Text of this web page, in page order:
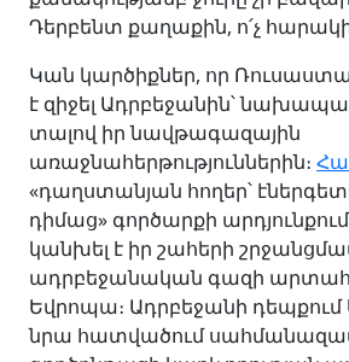
Դերբենտ քաղաքին, ո՛չ
Կան կարծիքներ, որ
է զիջել Ադրբեջանին՝
տալով իր նավթագազային
առաջնահերթություններին։
«դաղստանյան հողեր՝
դիմաց» գործարքի
կանխել է իր շահերի
ադրբեջանական գազի
Եվրոպա։ Ադրբեջանի
նրա հատվածում